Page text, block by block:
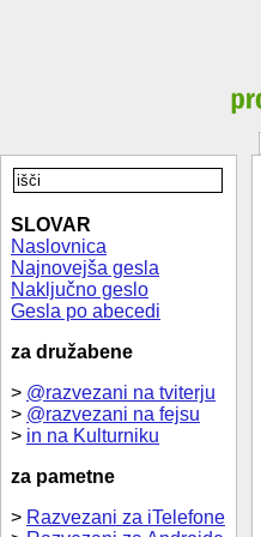
SLOVAR
Naslovnica
Najnovejša gesla
Naključno geslo
Gesla po abecedi
za družabene
> @razvezani na tviterju
> @razvezani na fejsu
> in na Kulturniku
za pametne
> Razvezani za iTelefone